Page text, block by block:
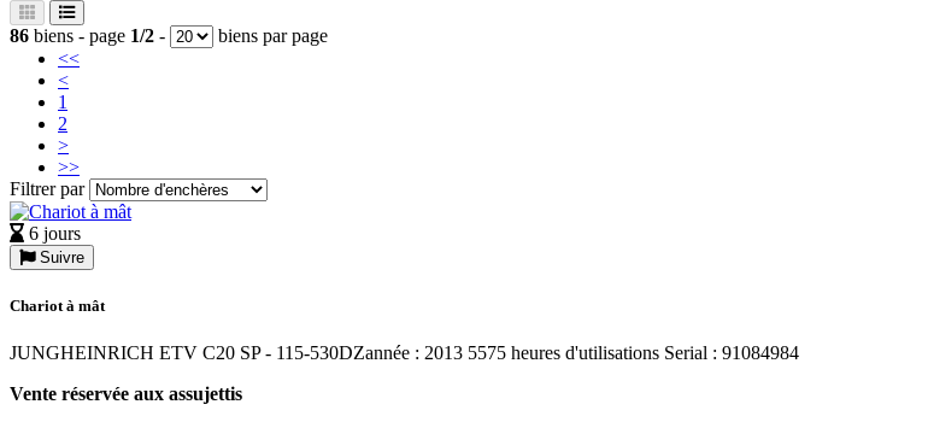
86 biens - page 1/2 -
biens par page
<<
<
1
2
>
>>
Filtrer par
6 jours
Suivre
Chariot à mât
JUNGHEINRICH ETV C20 SP - 115-530DZannée : 2013 5575 heures d'utilisations Serial : 91084984
Vente réservée aux assujettis